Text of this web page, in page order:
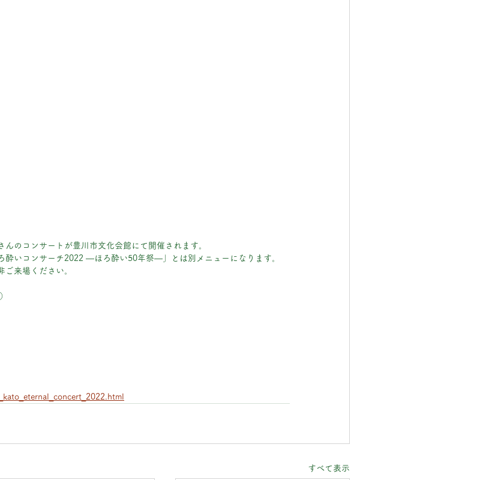
のコンサートが豊川市文化会館にて開催されます。
酔いコンサーチ2022 ―ほろ酔い50年祭―」とは別メニューになります。
来場ください。
すべて表示